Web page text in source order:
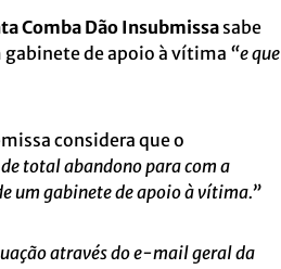
Comba Dão Insubmissasabe
gabinete de apoio à vítima “e que
considera que o
total abandono para com a
um gabinete de apoio à vítima.”
através do e-mail geral da